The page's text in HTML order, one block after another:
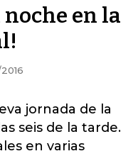
noche en la
jornada de la
seis de la tarde.
en varias